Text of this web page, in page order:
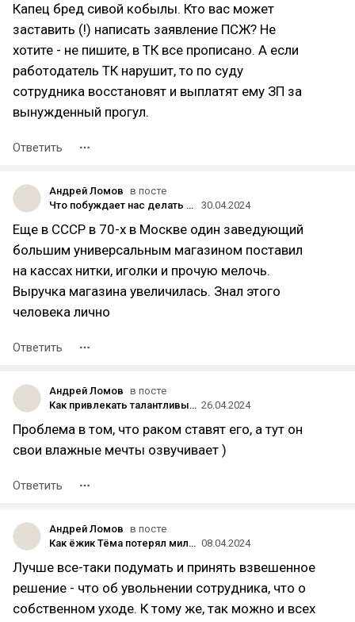
Капец бред сивой кобылы. Кто вас может
заставить (!) написать заявление ПСЖ? Не
хотите - не пишите, в ТК все прописано. А если
работодатель ТК нарушит, то по суду
сотрудника восстановят и выплатят ему ЗП за
вынужденный прогул.
Ответить
Андрей Ломов в посте
Что побуждает нас делать покупки? Мотивационные стратегии в маркетинге
30.04.2024
Еще в СССР в 70-х в Москве один заведующий
большим универсальным магазином поставил
на кассах нитки, иголки и прочую мелочь.
Выручка магазина увеличилась. Знал этого
человека лично
Ответить
Андрей Ломов в посте
Как привлекать талантливых специалистов с помощью IT-аутстаффинга 26.04.2024
Проблема в том, что раком ставят его, а тут он
свои влажные мечты озвучивает )
Ответить
Андрей Ломов в посте
Как ёжик Тёма потерял миллионы на топ-менеджерах 08.04.2024
Лучше все-таки подумать и принять взвешенное
решение - что об увольнении сотрудника, что о
собственном уходе. К тому же, так можно и всех